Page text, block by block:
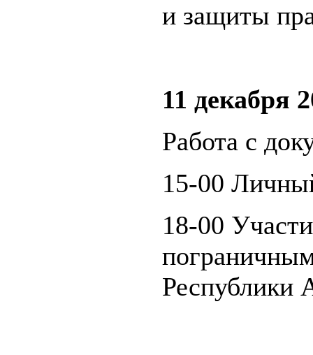
и защиты
11 декабря
Работа с
15-00
18-00
Республики